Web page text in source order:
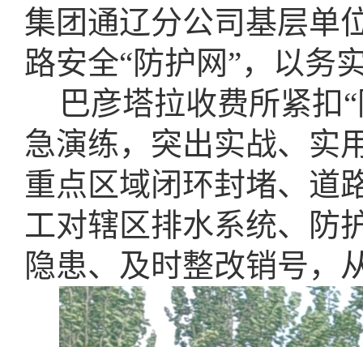
集团通辽分公司基层单
路安全“防护网”，以务
巴彦塔拉收费所紧扣
急演练，突出实战、实
重点区域闭环封堵、道
工对辖区排水系统、防
隐患、及时整改销号，